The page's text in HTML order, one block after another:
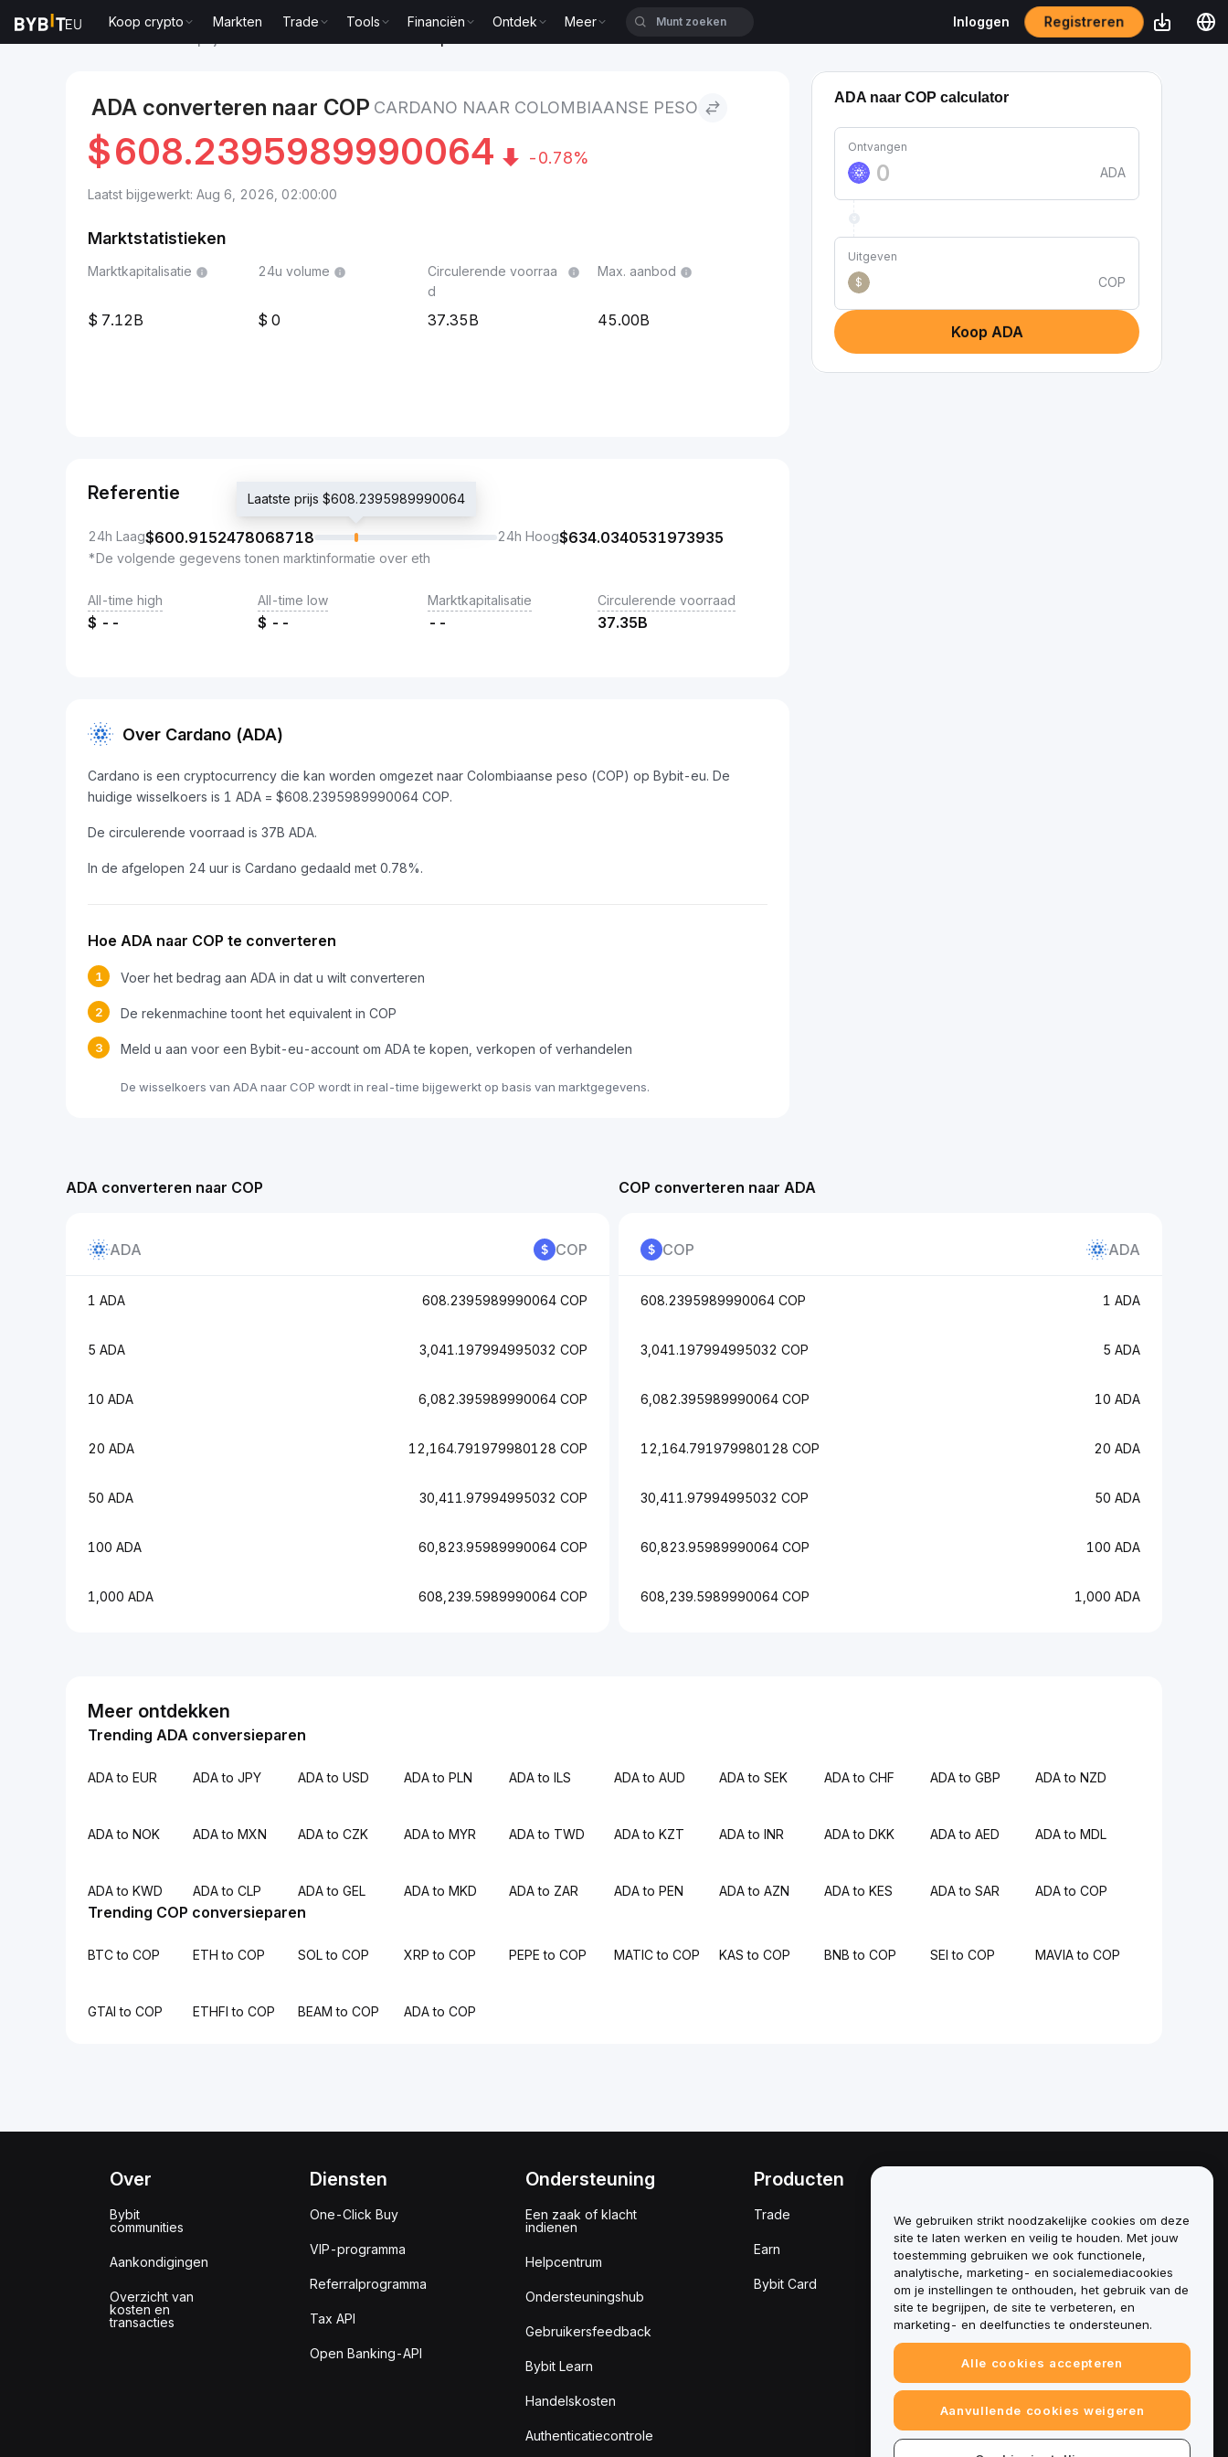
Koop crypto Markten Trade Tools Financiën Ontdek Meer Inloggen Registreren
ADA converteren naar COP CARDANO NAAR COLOMBIAANSE PESO
$608.2395989990064 -0.78%
Laatst bijgewerkt: Aug 6, 2026, 02:00:00
Marktstatistieken
Marktkapitalisatie
7.12B
24u volume
0
Circulerende voorraa
d
37.35B
Max. aanbod
45.00B
Referentie
24h Laag$600.9152478068718
Laatste prijs $608.2395989990064
24h Hoog$634.0340531973935
*De volgende gegevens tonen marktinformatie over eth
All-time high
$ --
All-time low
$ --
Marktkapitalisatie
--
Circulerende voorraad
37.35B
Over Cardano (ADA)
Cardano is een cryptocurrency die kan worden omgezet naar Colombiaanse peso (COP) op Bybit-eu. De
huidige wisselkoers is 1 ADA = $608.2395989990064 COP.
De circulerende voorraad is 37B ADA.
In de afgelopen 24 uur is Cardano gedaald met 0.78%.
Hoe ADA naar COP te converteren
1 Voer het bedrag aan ADA in dat u wilt converteren
2 De rekenmachine toont het equivalent in COP
3 Meld u aan voor een Bybit-eu-account om ADA te kopen, verkopen of verhandelen
De wisselkoers van ADA naar COP wordt in real-time bijgewerkt op basis van marktgegevens.
ADA naar COP calculator
Ontvangen
ADA
Uitgeven
$
COP
Koop ADA
ADA converteren naar COP
ADA COP
1 ADA 608.2395989990064 COP
5 ADA 3,041.197994995032 COP
10 ADA 6,082.395989990064 COP
20 ADA 12,164.791979980128 COP
50 ADA 30,411.97994995032 COP
100 ADA 60,823.95989990064 COP
1,000 ADA 608,239.5989990064 COP
COP converteren naar ADA
COP ADA
608.2395989990064 COP 1 ADA
3,041.197994995032 COP 5 ADA
6,082.395989990064 COP 10 ADA
12,164.791979980128 COP 20 ADA
30,411.97994995032 COP 50 ADA
60,823.95989990064 COP 100 ADA
608,239.5989990064 COP 1,000 ADA
Meer ontdekken
Trending ADA conversieparen
ADA to EUR ADA to JPY ADA to USD ADA to PLN ADA to ILS ADA to AUD ADA to SEK ADA to CHF ADA to GBP ADA to NZD
ADA to NOK ADA to MXN ADA to CZK ADA to MYR ADA to TWD ADA to KZT ADA to INR ADA to DKK ADA to AED ADA to MDL
ADA to KWD ADA to CLP ADA to GEL ADA to MKD ADA to ZAR ADA to PEN ADA to AZN ADA to KES ADA to SAR ADA to COP
Trending COP conversieparen
BTC to COP ETH to COP SOL to COP XRP to COP PEPE to COP MATIC to COP KAS to COP BNB to COP SEI to COP MAVIA to COP
GTAI to COP ETHFI to COP BEAM to COP ADA to COP
Over
Bybit
communities
Aankondigingen
Overzicht van
kosten en
transacties
Diensten
One-Click Buy
VIP-programma
Referralprogramma
Tax API
Open Banking-API
Ondersteuning
Een zaak of klacht
indienen
Helpcentrum
Ondersteuningshub
Gebruikersfeedback
Bybit Learn
Handelskosten
Authenticatiecontrole
Producten
Trade
Earn
Bybit Card
Beleid inzake
belangenverstrengeling
Samenvatting van het beleid
inzake bewaring en
administratie
ESG-informatie
Crypto-whitepapers van
assets
We gebruiken strikt noodzakelijke cookies om deze
site te laten werken en veilig te houden. Met jouw
toestemming gebruiken we ook functionele,
analytische, marketing- en socialemediacookies
om je instellingen te onthouden, het gebruik van de
site te begrijpen, de site te verbeteren, en
marketing- en deelfuncties te ondersteunen.
Alle cookies accepteren
Aanvullende cookies weigeren